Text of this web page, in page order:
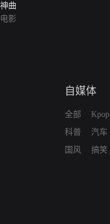
神曲
电影
自媒体
全部
科普
国风
Kpop
汽车
搞笑